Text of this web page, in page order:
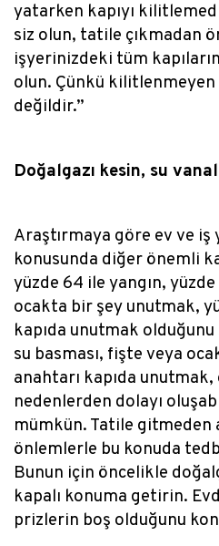
yatarken kapıyı
siz olun, tatile çıkmadan
işyerinizdeki tüm
olun. Çünkü kilitlenmeyen
değildir.”
Doğalgazı kesin, su
Araştırmaya göre ev ve
konusunda diğer önemli
yüzde 64 ile yangın,
ocakta bir şey unutmak,
kapıda unutmak
su basması, fişte veya
anahtarı kapıda unutmak,
nedenlerden dolayı
mümkün. Tatile gitmeden
önlemlerle bu konuda
Bunun için öncelikle
kapalı konuma getirin.
prizlerin boş olduğunu